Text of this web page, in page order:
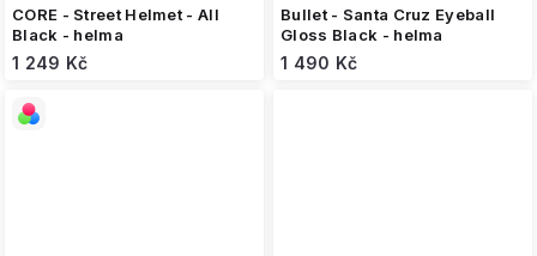
CORE - Street Helmet - All
Black - helma
1 249 Kč
Bullet - Santa Cruz Eyeball
Gloss Black - helma
1 490 Kč